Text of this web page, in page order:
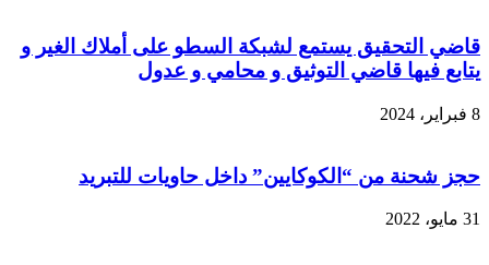
قاضي التحقيق يستمع لشبكة السطو على أملاك الغير و
يتابع فيها قاضي التوثيق و محامي و عدول
8 فبراير، 2024
حجز شحنة من “الكوكايين” داخل حاويات للتبريد
31 مايو، 2022